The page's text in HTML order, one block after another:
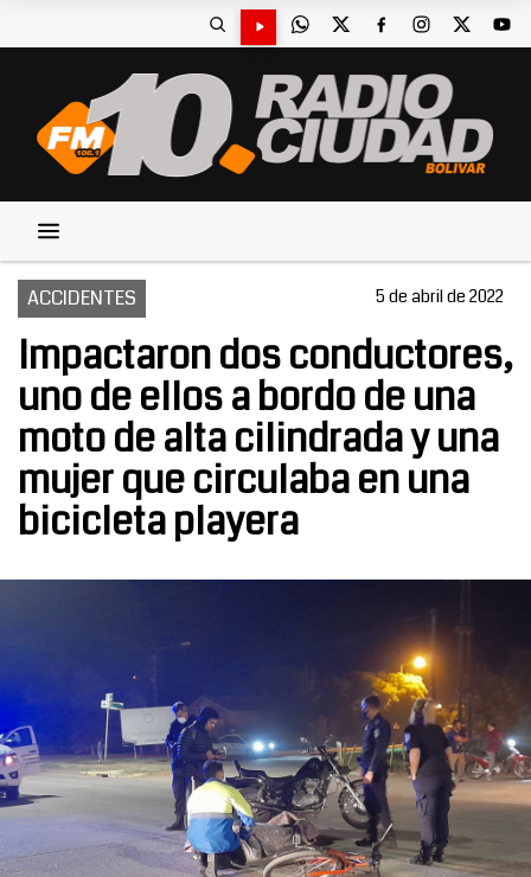
ACCIDENTES 5 de abril de 2022
Impactaron dos conductores,
uno de ellos a bordo de una
moto de alta cilindrada y una
mujer que circulaba en una
bicicleta playera